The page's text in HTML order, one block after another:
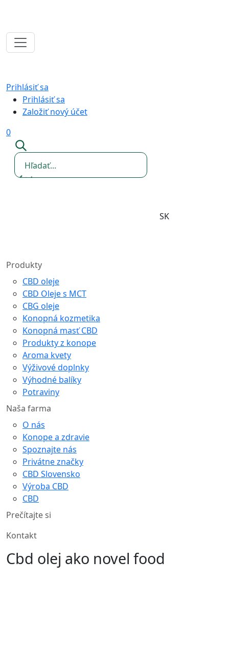
Prihlásiť sa
Prihlásiť sa
Založiť nový účet
0
SK
Produkty
CBD oleje
CBD Oleje s MCT
CBG oleje
Konopná kozmetika
Konopná masť CBD
Produkty z konope
Aroma kvety
Výživové doplnky
Výhodné balíky
Potraviny
Naša farma
O nás
Konope a zdravie
Spoznajte nás
Privátne značky
CBD Slovensko
Výroba CBD
CBD
Prečítajte si
Kontakt
Cbd olej ako novel food